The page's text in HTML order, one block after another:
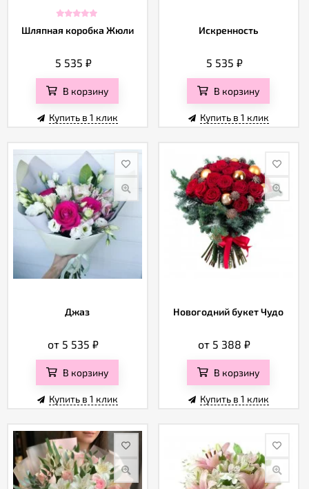
Шляпная коробка Жюли
5 535 ₽
В корзину
Купить в 1 клик
Искренность
5 535 ₽
В корзину
Купить в 1 клик
Джаз
от 5 535₽
В корзину
Купить в 1 клик
Новогодний букет Чудо
от 5 388₽
В корзину
Купить в 1 клик